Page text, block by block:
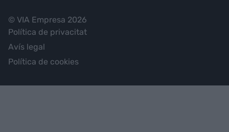
© VIA Empresa 2026
Política de privacitat
Avís legal
Política de cookies